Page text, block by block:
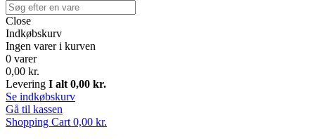
Close
Indkøbskurv
Ingen varer i kurven
0 varer
0,00 kr.
Levering I alt 0,00 kr.
Se indkøbskurv
Gå til kassen
Shopping Cart 0,00 kr.